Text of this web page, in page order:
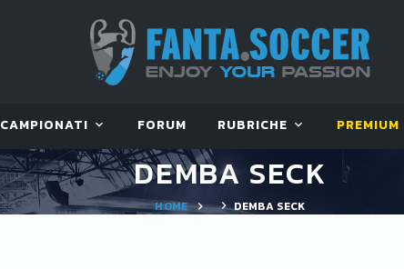
CAMPIONATI FORUM RUBRICHE PREMIUM
DEMBA SECK
HOME DEMBA SECK